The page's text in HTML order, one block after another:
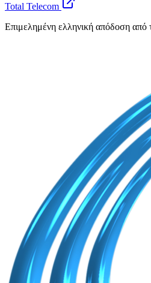
Total Telecom
Επιμελημένη ελληνική απόδοση